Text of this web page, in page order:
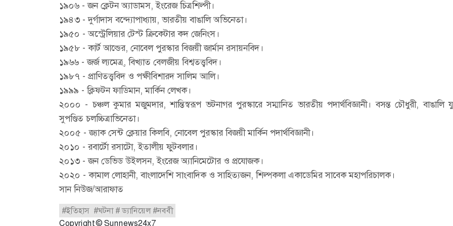
১৯০৬ - জন ক্লেটন অ্যাডামস, ইংরেজ চিত্রশিল্পী।
১৯৪৩ - দুর্গাদাস বন্দ্যোপাধ্যায়, ভারতীয় বাঙালি অভিনেতা।
১৯৫০ - অস্ট্রেলিয়ার টেস্ট ক্রিকেটার কদ জেনিংস।
১৯৫৮ - কার্ট আল্ডের, নোবেল পুরস্কার বিজয়ী জার্মান রসায়নবিদ।
১৯৬৬ - জর্জ ল্যমেত্র্‌, বিখ্যাত বেলজীয় বিশ্বতত্ত্ববিদ।
১৯৮৭ - প্রাণিতত্ত্ববিদ ও পক্ষীবিশারদ সালিম আলি।
১৯৯৯ - ক্লিফটন ফাডিমান, মার্কিন লেখক।
২০০০ - চঞ্চল কুমার মজুমদার, শান্তিস্বরূপ ভটনাগর পুরস্কারে সম্মানিত ভারতীয় পদার্থবিজ্ঞানী। বসন্ত চৌধুরী, বাঙালি
সুপণ্ডিত চলচ্চিত্রাভিনেতা।
২০০৫ - জ্যাক সেন্ট ক্লেয়ার কিলবি, নোবেল পুরস্কার বিজয়ী মার্কিন পদার্থবিজ্ঞানী।
২০১০ - রবার্টো রসাটো, ইতালীয় ফুটবলার।
২০১৩ - জন ডেভিড উইলসন, ইংরেজ অ্যানিমেটোর ও প্রযোজক।
২০২০ - কামাল লোহানী, বাংলাদেশি সাংবাদিক ও সাহিত্যজন, শিল্পকলা একাডেমির সাবেক মহাপরিচালক।
সান নিউজ/আরাফাত
#ইতিহাস #ঘটনা # ড্যানিয়েল #নববী
Copyright © Sunnews24x7